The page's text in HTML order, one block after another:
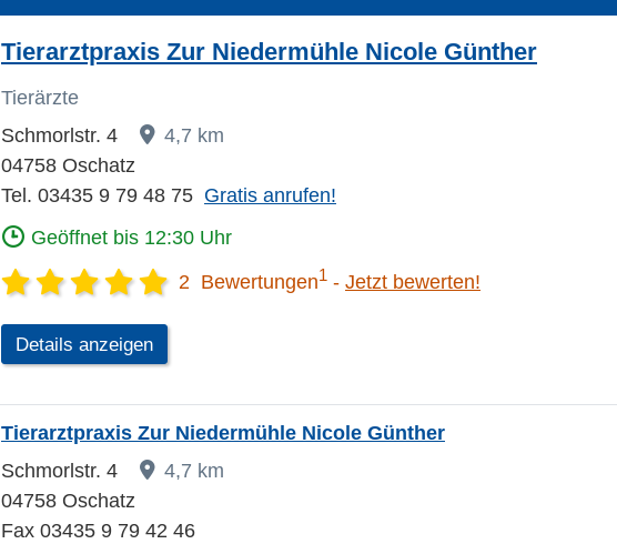
Tierarztpraxis Zur Niedermühle Nicole Günther
Tierärzte
Schmorlstr. 4
4,7 km
04758 Oschatz
Tel. 03435 9 79 48 75 Gratis anrufen!
Geöffnet bis 12:30 Uhr
2 Bewertungen1 Jetzt bewerten!
Details anzeigen
Tierarztpraxis Zur Niedermühle Nicole Günther
Schmorlstr. 4
4,7 km
04758 Oschatz
Fax 03435 9 79 42 46